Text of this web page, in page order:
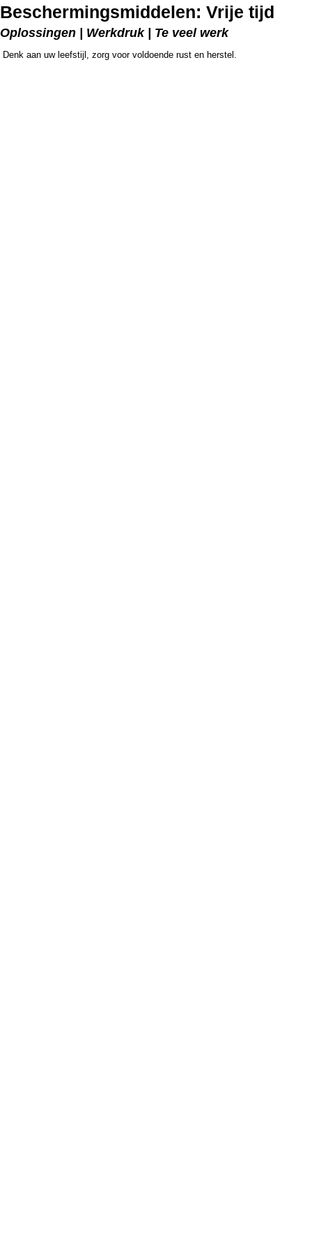
Beschermingsmiddelen: Vrije tijd
Oplossingen | Werkdruk | Te veel werk
Denk aan uw leefstijl, zorg voor voldoende rust en herstel.